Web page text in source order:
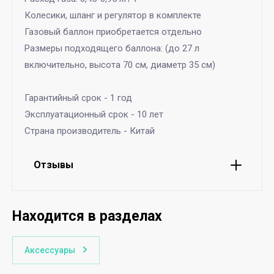
Колесики, шланг и регулятор в комплекте
Газовый баллон приобретается отдельно
Размеры подходящего баллона: (до 27 л
включительно, высота 70 см, диаметр 35 см)
Гарантийный срок - 1 год
Эксплуатационный срок - 10 лет
Страна производитель - Китай
Отзывы
Находится в разделах
Аксессуары